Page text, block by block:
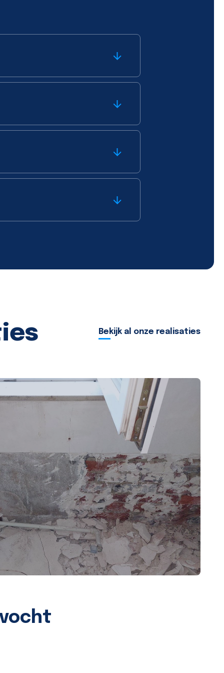
Bekijk al onze realisaties